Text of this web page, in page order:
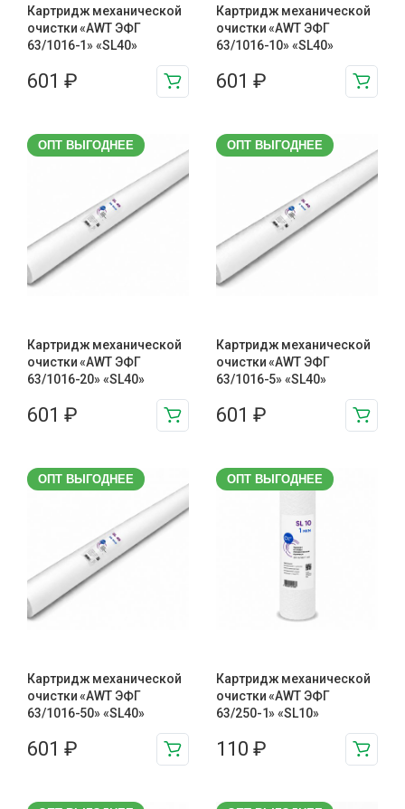
Картридж механической
очистки «AWT ЭФГ
63/1016-1» «SL40»
601 ₽
Картридж механической
очистки «AWT ЭФГ
63/1016-10» «SL40»
601 ₽
ОПТ ВЫГОДНЕЕ
Картридж механической
очистки «AWT ЭФГ
63/1016-20» «SL40»
601 ₽
ОПТ ВЫГОДНЕЕ
Картридж механической
очистки «AWT ЭФГ
63/1016-5» «SL40»
601 ₽
ОПТ ВЫГОДНЕЕ
Картридж механической
очистки «AWT ЭФГ
63/1016-50» «SL40»
601 ₽
ОПТ ВЫГОДНЕЕ
Картридж механической
очистки «AWT ЭФГ
63/250-1» «SL10»
110 ₽